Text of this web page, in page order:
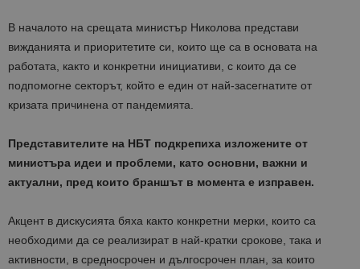
В началото на срещата министър Николова представи
вижданията и приоритетите си, които ще са в основата на
работата, както и конкретни инициативи, с които да се
подпомогне секторът, който е един от най-засегнатите от
кризата причинена от пандемията.
Представителите на НБТ подкрепиха изложените от
министъра идеи и проблеми, като основни, важни и
актуални, пред които браншът в момента е изправен.
Акцент в дискусията бяха както конкретни мерки, които са
необходими да се реализират в най-кратки срокове, така и
активности, в средносрочен и дългосрочен план, за които